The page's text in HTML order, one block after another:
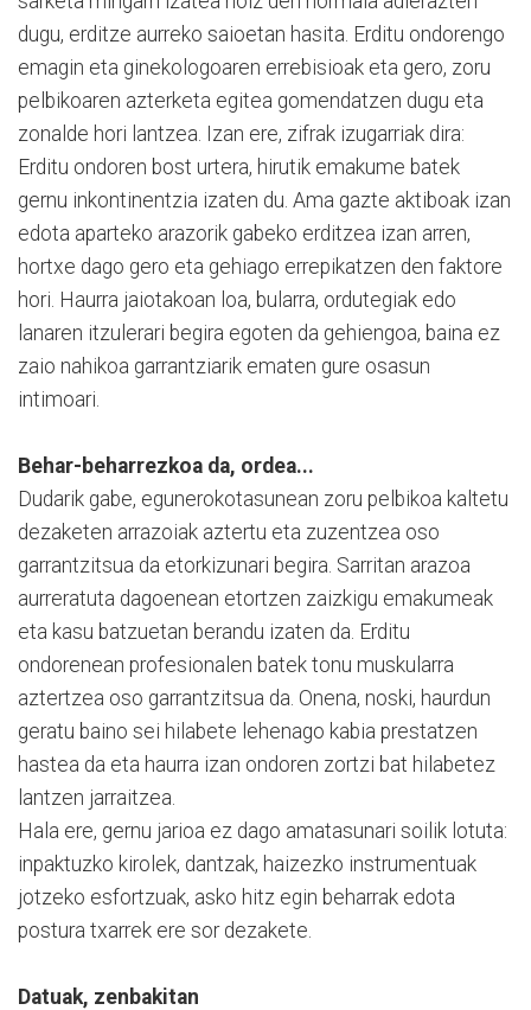
dugu, erditze aurreko saioetan hasita. Erditu ondorengo
emagin eta ginekologoaren errebisioak eta gero, zoru
pelbikoaren azterketa egitea gomendatzen dugu eta
zonalde hori lantzea. Izan ere, zifrak izugarriak dira:
Erditu ondoren bost urtera, hirutik emakume batek
gernu inkontinentzia izaten du. Ama gazte aktiboak izan
edota aparteko arazorik gabeko erditzea izan arren,
hortxe dago gero eta gehiago errepikatzen den faktore
hori. Haurra jaiotakoan loa, bularra, ordutegiak edo
lanaren itzulerari begira egoten da gehiengoa, baina ez
zaio nahikoa garrantziarik ematen gure osasun
intimoari.
Behar-beharrezkoa da, ordea...
Dudarik gabe, egunerokotasunean zoru pelbikoa kaltetu
dezaketen arrazoiak aztertu eta zuzentzea oso
garrantzitsua da etorkizunari begira. Sarritan arazoa
aurreratuta dagoenean etortzen zaizkigu emakumeak
eta kasu batzuetan berandu izaten da. Erditu
ondorenean profesionalen batek tonu muskularra
aztertzea oso garrantzitsua da. Onena, noski, haurdun
geratu baino sei hilabete lehenago kabia prestatzen
hastea da eta haurra izan ondoren zortzi bat hilabetez
lantzen jarraitzea.
Hala ere, gernu jarioa ez dago amatasunari soilik lotuta:
inpaktuzko kirolek, dantzak, haizezko instrumentuak
jotzeko esfortzuak, asko hitz egin beharrak edota
postura txarrek ere sor dezakete.
Datuak, zenbakitan